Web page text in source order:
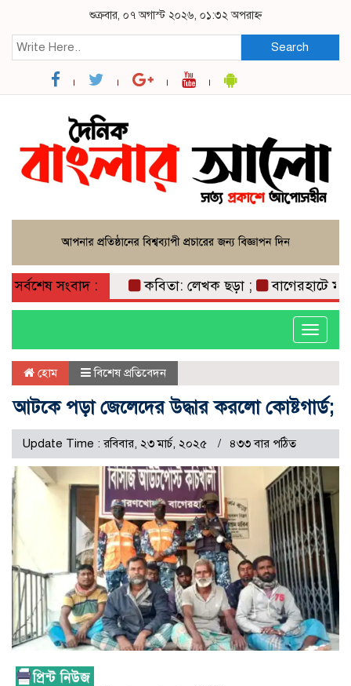
শুক্রবার, ০৭ অগাস্ট ২০২৬, ০১:৩২ অপরাহ্ন
Search
সর্বশেষ সংবাদ : কবিতা: লেখক ছড়া ; বাগেরহাটে
Toggle
হোম বিশেষ প্রতিবেদন
আটকে পড়া জেলেদের উদ্ধার করলো কোষ্টগার্ড;
Update Time : রবিবার, ২৩ মার্চ, ২০২৫ ৪৩৩ বার পঠিত